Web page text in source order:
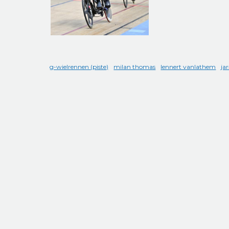
g-wielrennen (piste) milan thomas lennert vanlathem